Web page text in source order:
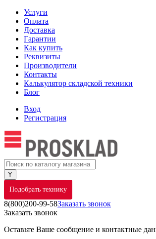
Услуги
Оплата
Доставка
Гарантии
Как купить
Реквизиты
Производители
Контакты
Калькулятор складской техники
Блог
Вход
Регистрация
Подобрать технику
8(800)200-99-58Заказать звонок
Заказать звонок
Оставьте Ваше сообщение и контактные